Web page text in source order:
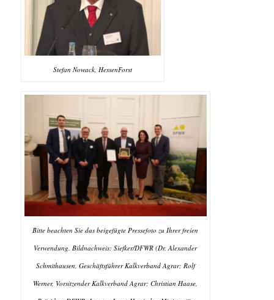
Stefan Nowack, HessenForst
Bitte beachten Sie das beigefügte Pressefoto zu Ihrer freien
Verwendung. Bildnachweis: Siefker/DFWR (Dr. Alexander
Schmithausen, Geschäftsführer Kalkverband Agrar; Rolf
Werner, Vorsitzender Kalkverband Agrar; Christian Haase,